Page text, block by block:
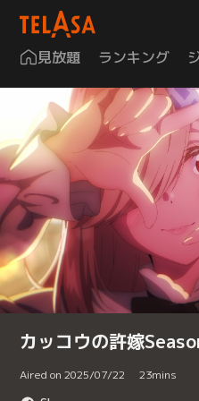
見放題 ランキング
カッコウの許嫁
Aired on 2025/07/22 23mins